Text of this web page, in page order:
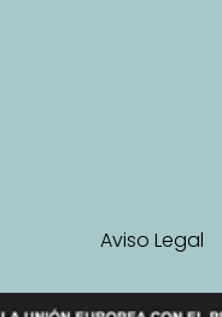
Aviso Legal